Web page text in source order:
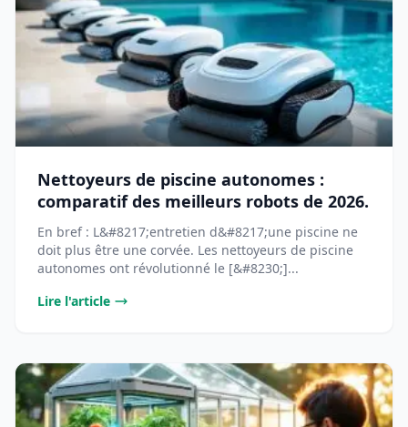
Nettoyeurs de piscine autonomes :
comparatif des meilleurs robots de 2026.
En bref : L&#8217;entretien d&#8217;une piscine ne
doit plus être une corvée. Les nettoyeurs de piscine
autonomes ont révolutionné le [&#8230;]...
Lire l'article